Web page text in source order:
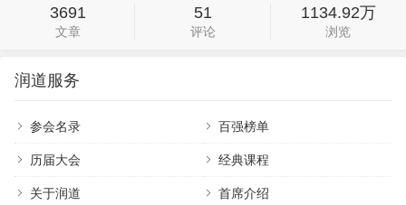
3691
文章
51
评论
1134.92万
浏览
润道服务
参会名录 百强榜单
历届大会 经典课程
关于润道 首席介绍